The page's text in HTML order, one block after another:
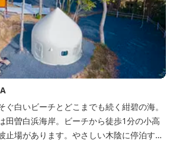
ぐ白いビーチとどこまでも続く紺碧の海。
田曽白浜海岸。ビーチから徒歩1分の小高
止場があります。やさしい木陰に停泊する
リーナです。 航海の気分高まる